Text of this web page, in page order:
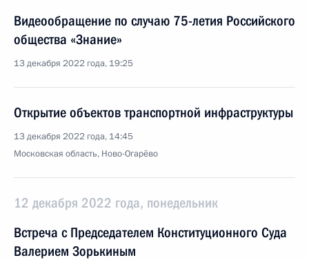
Видеообращение по случаю 75-летия Российского
общества «Знание»
13 декабря 2022 года, 19:25
Открытие объектов транспортной инфраструктуры
13 декабря 2022 года, 14:45
Московская область, Ново-Огарёво
12 декабря 2022 года, понедельник
Встреча с Председателем Конституционного Суда
Валерием Зорькиным